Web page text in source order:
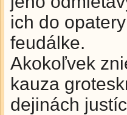
ich do
feudálke.
Akokoľvek
kauza
dejinách